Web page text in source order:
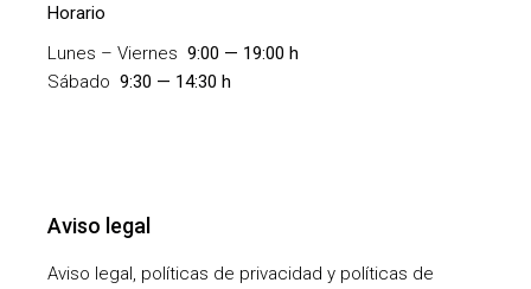
Horario
Lunes – Viernes9:00 — 19:00 h
Sábado9:30 — 14:30 h
Aviso legal
Aviso legal, políticas de privacidad y políticas de